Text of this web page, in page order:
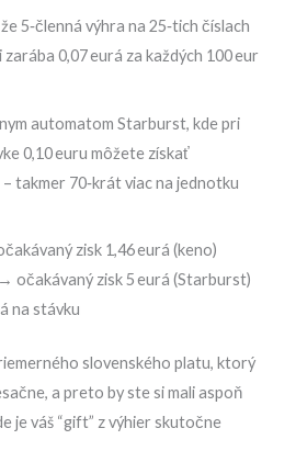
5‑členná výhra na 25‑tich číslach
0,07 eurá za každých 100 eur
automatom Starburst, kde pri
0,10 euru môžete získať
takmer 70‑krát viac na jednotku
zisk 1,46 eurá (keno)
očakávaný zisk 5 eurá (Starburst)
na stávku
slovenského platu, ktorý
a preto by ste si mali aspoň
je váš “gift” z výhier skutočne